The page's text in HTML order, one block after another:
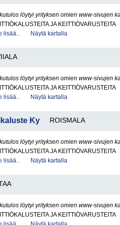
löytyi yrityksen omien www-sivujen
JA KEITTIÖVARUSTEITA
lisää..
Näytä kartalla
löytyi yrityksen omien www-sivujen
JA KEITTIÖVARUSTEITA
lisää..
Näytä kartalla
Ky ROISMALA
löytyi yrityksen omien www-sivujen
JA KEITTIÖVARUSTEITA
lisää..
Näytä kartalla
löytyi yrityksen omien www-sivujen
JA KEITTIÖVARUSTEITA